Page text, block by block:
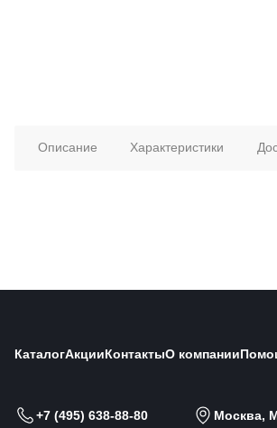
Описание Характеристики
КаталогАкцииКонтактыО компании
+7 (495) 638-88-80 Москва,